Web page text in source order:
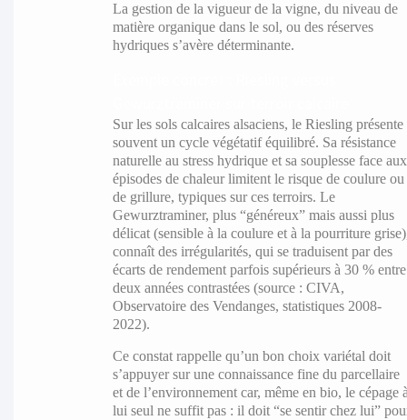
La gestion de la vigueur de la vigne, du niveau de
matière organique dans le sol, ou des réserves
hydriques s’avère déterminante.
Sur les sols calcaires alsaciens, le Riesling présente
souvent un cycle végétatif équilibré. Sa résistance
naturelle au stress hydrique et sa souplesse face aux
épisodes de chaleur limitent le risque de coulure ou
de grillure, typiques sur ces terroirs. Le
Gewurztraminer, plus “généreux” mais aussi plus
délicat (sensible à la coulure et à la pourriture
connaît des irrégularités, qui se traduisent par des
écarts de rendement parfois supérieurs à 30 % entre
deux années contrastées (source : CIVA,
Observatoire des Vendanges, statistiques 2008-
2022).
Ce constat rappelle qu’un bon choix variétal doit
s’appuyer sur une connaissance fine du parcellaire
et de l’environnement car, même en bio, le cépage
lui seul ne suffit pas : il doit “se sentir chez lui”